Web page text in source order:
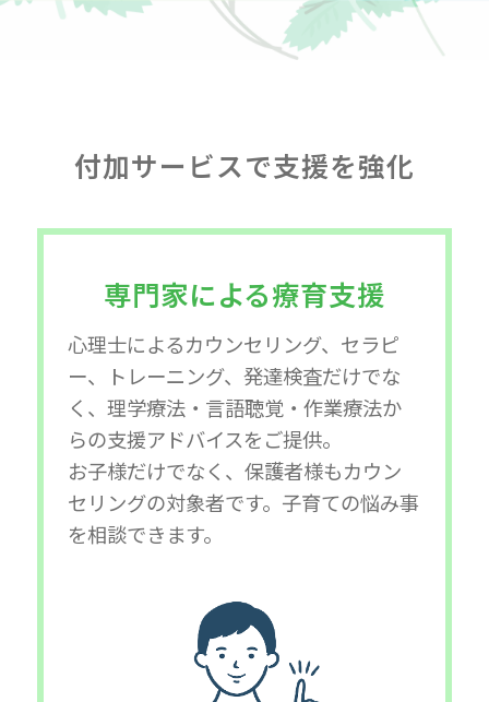
付加サービスで支援を強化
専門家による療育支援
心理士によるカウンセリング、セラピ
ー、トレーニング、発達検査だけでな
く、理学療法・言語聴覚・作業療法か
らの支援アドバイスをご提供。
お子様だけでなく、保護者様もカウン
セリングの対象者です。子育ての悩み事
を相談できます。